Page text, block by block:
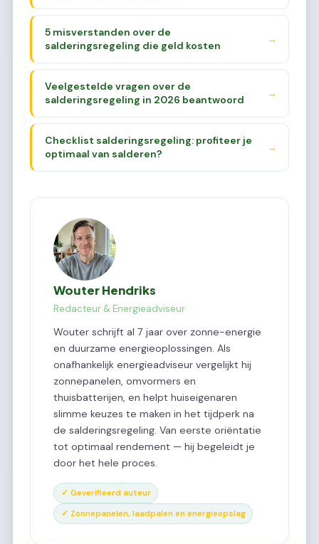
5 misverstanden over de
salderingsregeling die geld kosten
→
Veelgestelde vragen over de
salderingsregeling in 2026 beantwoord
→
Checklist salderingsregeling: profiteer je
optimaal van salderen?
→
Wouter Hendriks
Redacteur & Energieadviseur
Wouter schrijft al 7 jaar over zonne-energie
en duurzame energieoplossingen. Als
onafhankelijk energieadviseur vergelijkt hij
zonnepanelen, omvormers en
thuisbatterijen, en helpt huiseigenaren
slimme keuzes te maken in het tijdperk na
de salderingsregeling. Van eerste oriëntatie
tot optimaal rendement — hij begeleidt je
door het hele proces.
✓ Geverifieerd auteur
✓ Zonnepanelen, laadpalen en energieopslag